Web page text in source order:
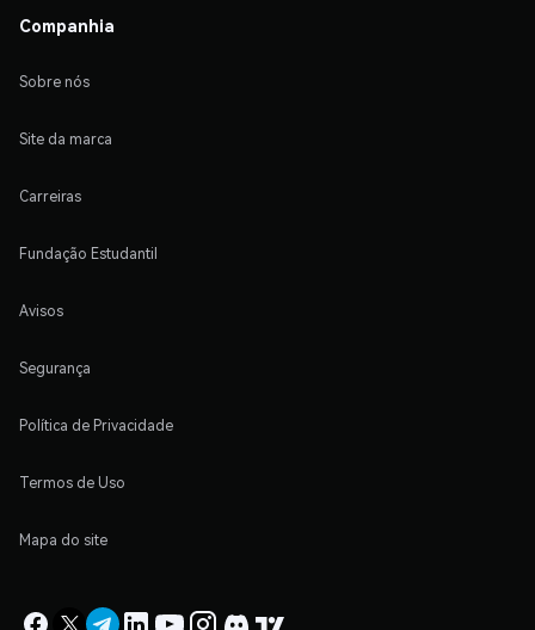
Companhia
Sobre nós
Site da marca
Carreiras
Fundação Estudantil
Avisos
Segurança
Política de Privacidade
Termos de Uso
Mapa do site